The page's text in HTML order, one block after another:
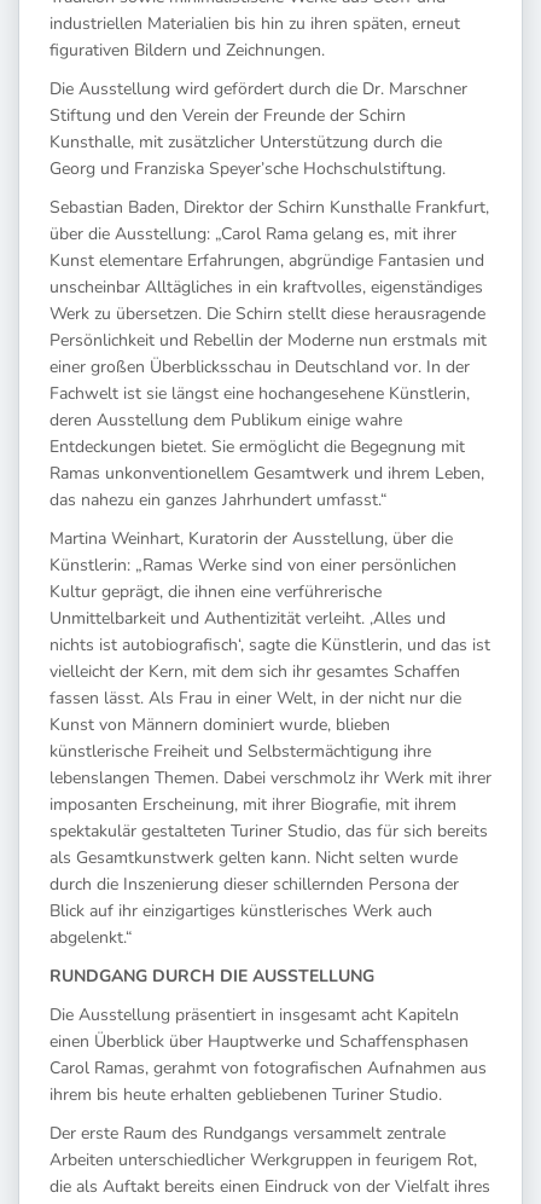
industriellen Materialien bis hin zu ihren späten, erneut
figurativen Bildern und Zeichnungen.
Die Ausstellung wird gefördert durch die Dr. Marschner
Stiftung und den Verein der Freunde der Schirn
Kunsthalle, mit zusätzlicher Unterstützung durch die
Georg und Franziska Speyer’sche Hochschulstiftung.
Sebastian Baden, Direktor der Schirn Kunsthalle Frankfurt,
über die Ausstellung: „Carol Rama gelang es, mit ihrer
Kunst elementare Erfahrungen, abgründige Fantasien und
unscheinbar Alltägliches in ein kraftvolles, eigenständiges
Werk zu übersetzen. Die Schirn stellt diese herausragende
Persönlichkeit und Rebellin der Moderne nun erstmals mit
einer großen Überblicksschau in Deutschland vor. In der
Fachwelt ist sie längst eine hochangesehene Künstlerin,
deren Ausstellung dem Publikum einige wahre
Entdeckungen bietet. Sie ermöglicht die Begegnung mit
Ramas unkonventionellem Gesamtwerk und ihrem Leben,
das nahezu ein ganzes Jahrhundert umfasst.“
Martina Weinhart, Kuratorin der Ausstellung, über die
Künstlerin: „Ramas Werke sind von einer persönlichen
Kultur geprägt, die ihnen eine verführerische
Unmittelbarkeit und Authentizität verleiht. ‚Alles und
nichts ist autobiografisch‘, sagte die Künstlerin, und das ist
vielleicht der Kern, mit dem sich ihr gesamtes Schaffen
fassen lässt. Als Frau in einer Welt, in der nicht nur die
Kunst von Männern dominiert wurde, blieben
künstlerische Freiheit und Selbstermächtigung ihre
lebenslangen Themen. Dabei verschmolz ihr Werk mit ihrer
imposanten Erscheinung, mit ihrer Biografie, mit ihrem
spektakulär gestalteten Turiner Studio, das für sich bereits
als Gesamtkunstwerk gelten kann. Nicht selten wurde
durch die Inszenierung dieser schillernden Persona der
Blick auf ihr einzigartiges künstlerisches Werk auch
abgelenkt.“
RUNDGANG DURCH DIE AUSSTELLUNG
Die Ausstellung präsentiert in insgesamt acht Kapiteln
einen Überblick über Hauptwerke und Schaffensphasen
Carol Ramas, gerahmt von fotografischen Aufnahmen aus
ihrem bis heute erhalten gebliebenen Turiner Studio.
Der erste Raum des Rundgangs versammelt zentrale
Arbeiten unterschiedlicher Werkgruppen in feurigem Rot,
die als Auftakt bereits einen Eindruck von der Vielfalt ihres